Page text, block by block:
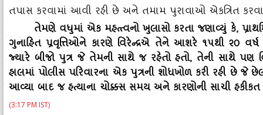
તપાસ કરવામાં આવી રહી છે અને તમામ પુરાવાઓ એકત્રિત
તેમણે વધુમાં એક મહત્ત્વનો ખુલાસો કરતા જણાવ્‍યું કે,
ગુનાહિત પ્રવૃત્તિઓને કારણે વિરેન્‍દ્રએ તેને આશરે ૧૫થી ૨૦
જ્‍યારે બીજો પુત્ર જે તેમની સાથે જ રહેતો હતો, તેની સાથે પણ
હાલમાં પોલીસ પરિવારના એક પુત્રની શોધખોળ કરી રહી છે જે
આવ્‍યા બાદ જ હત્‍યાના ચોક્કસ સમય અને કારણોની સાચી
(3:17 PM IST)